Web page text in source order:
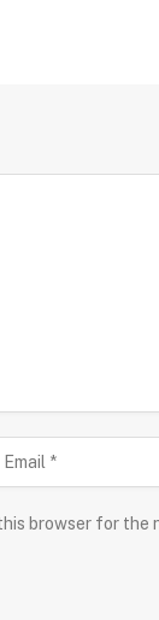
browser for the